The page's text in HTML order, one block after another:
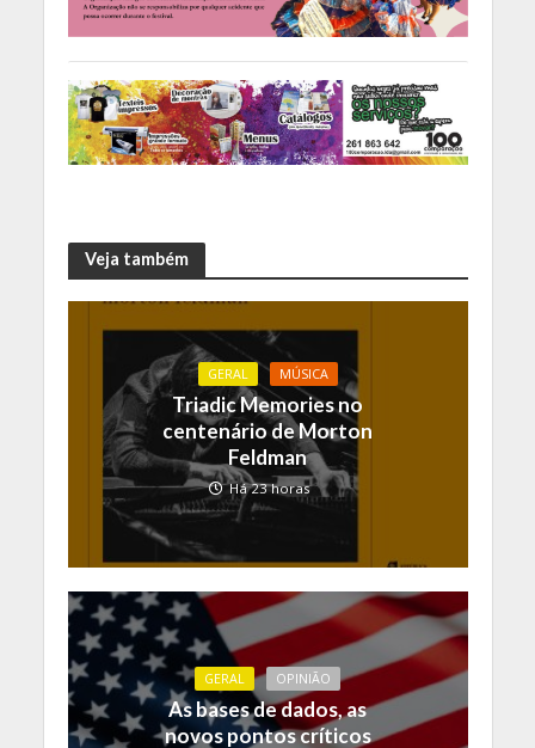
Veja também
GERAL MÚSICA
Triadic Memories no
centenário de Morton
Feldman
Há 23 horas
GERAL OPINIÃO
As bases de dados, as
novos pontos críticos